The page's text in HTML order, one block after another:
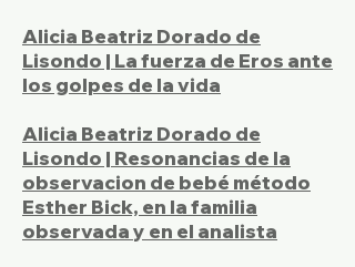
Alicia Beatriz Dorado de
Lisondo | La fuerza de Eros ante
los golpes de la vida
Alicia Beatriz Dorado de
Lisondo | Resonancias de la
observacion de bebé método
Esther Bick, en la familia
observada y en el analista